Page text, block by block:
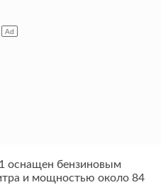
оснащен бензиновым
и мощностью около 84